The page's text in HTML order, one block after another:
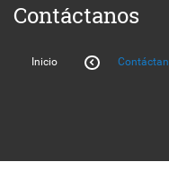
Contáctanos
Inicio